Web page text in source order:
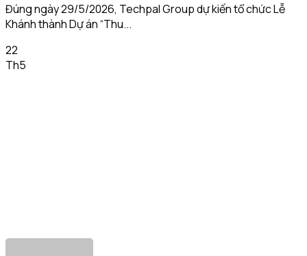
Đúng ngày 29/5/2026, Techpal Group dự kiến tổ chức Lễ
Khánh thành Dự án “Thu...
22
Th5